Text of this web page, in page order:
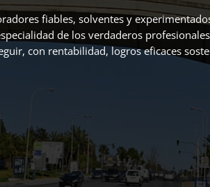
fiables, solventes y
de los verdaderos
con rentabilidad, logros eficaces